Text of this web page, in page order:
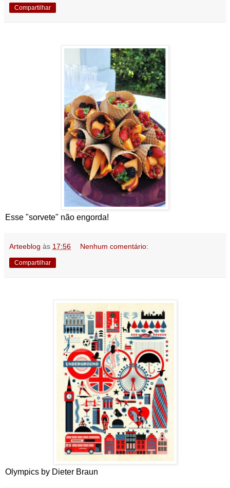
Compartilhar
Esse "sorvete" não engorda!
Arteeblog às 17:56 Nenhum comentário:
Compartilhar
Olympics by Dieter Braun